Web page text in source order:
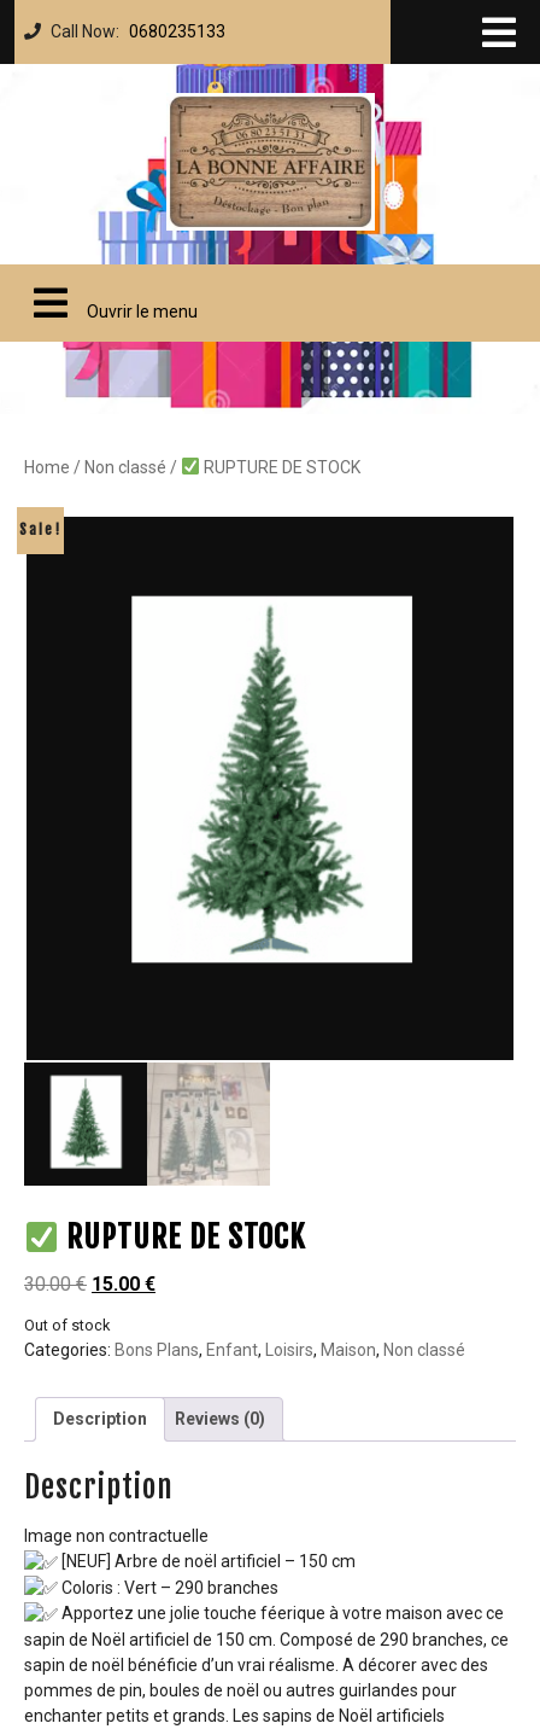
Call Now: 0680235133
Ouvrir le menu
Home / Non classé / RUPTURE DE STOCK
Sale!
RUPTURE DE STOCK
30.00€ 15.00 €
Out of stock
Categories: Bons Plans, Enfant, Loisirs, Maison, Non classé
Description Reviews (0)
Description
Image non contractuelle
[NEUF] Arbre de noël artificiel – 150 cm
Coloris : Vert – 290 branches
Apportez une jolie touche féerique à votre maison avec ce
sapin de Noël artificiel de 150 cm. Composé de 290 branches, ce
sapin de noël bénéficie d’un vrai réalisme. A décorer avec des
pommes de pin, boules de noël ou autres guirlandes pour
enchanter petits et grands. Les sapins de Noël artificiels